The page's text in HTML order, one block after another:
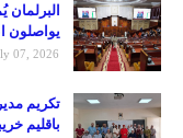
البرلمان
يواصلون
07, 2026
تكريم
باقليم